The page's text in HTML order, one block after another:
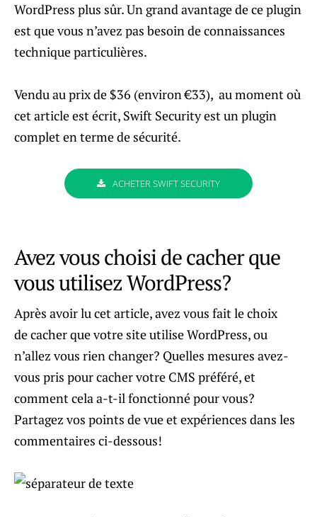
WordPress plus sûr. Un grand avantage de ce plugin
est que vous n’avez pas besoin de connaissances
technique particulières.
Vendu au prix de $36 (environ €33), au moment où
cet article est écrit, Swift Security est un plugin
complet en terme de sécurité.
ACHETER SWIFT SECURITY
Avez vous choisi de cacher que
vous utilisez WordPress?
Après avoir lu cet article, avez vous fait le choix
de cacher que votre site utilise WordPress, ou
n’allez vous rien changer? Quelles mesures avez-
vous pris pour cacher votre CMS préféré, et
comment cela a-t-il fonctionné pour vous?
Partagez vos points de vue et expériences dans les
commentaires ci-dessous!